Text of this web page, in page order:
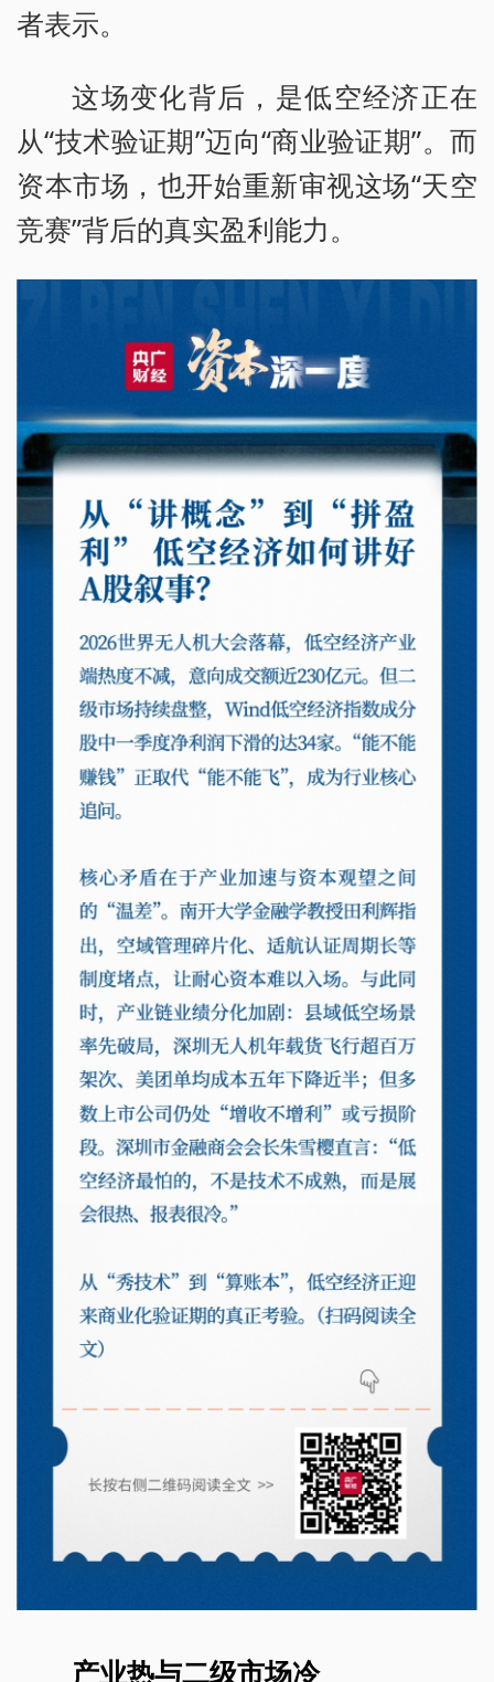
者表示。
这场变化背后，是低空经济正在
从“技术验证期”迈向“商业验证期”。而
资本市场，也开始重新审视这场“天空
竞赛”背后的真实盈利能力。
产业热与二级市场冷